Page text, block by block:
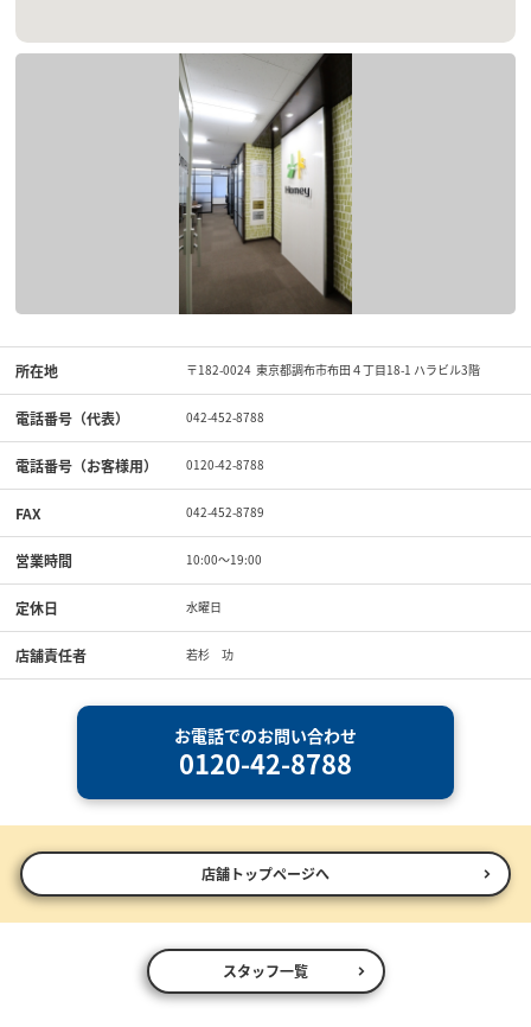
所在地 〒182-0024 東京都調布市布田４丁目18-1 ハラビル3階
電話番号（代表） 042-452-8788
電話番号（お客様用） 0120-42-8788
FAX 042-452-8789
営業時間 10:00〜19:00
定休日 水曜日
店舗責任者 若杉 功
お電話でのお問い合わせ
0120-42-8788
店舗トップページへ
スタッフ一覧